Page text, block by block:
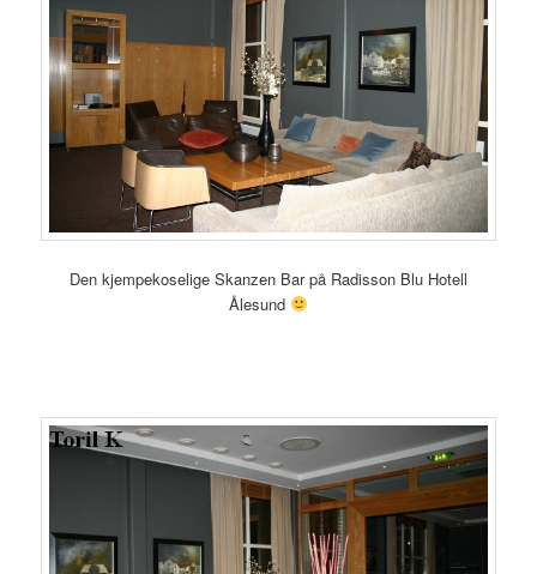
Den kjempekoselige Skanzen Bar på Radisson Blu Hotell
Ålesund